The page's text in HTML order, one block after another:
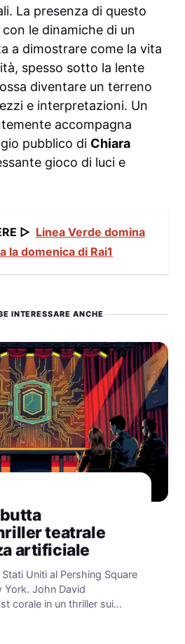
La presenza di questo
le dinamiche di un
a dimostrare come la vita
spesso sotto la lente
diventare un terreno
e interpretazioni. Un
accompagna
pubblico di Chiara
gioco di luci e
▷ Linea Verde domina
la domenica di Rai1
INTERESSARE ANCHE
teatrale
artificiale
Uniti al Pershing Square
York. John David
corale in un thriller sui…